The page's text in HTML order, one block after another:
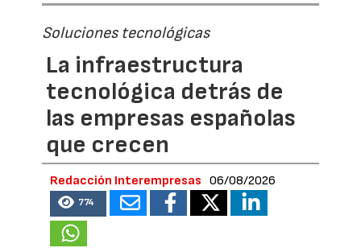
Soluciones tecnológicas
La infraestructura
tecnológica detrás de
las empresas españolas
que crecen
Redacción Interempresas 06/08/2026
774